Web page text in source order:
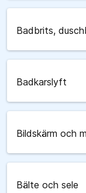
Badbrits,
Badkarslyft
Bildskärm och
Bälte och sele